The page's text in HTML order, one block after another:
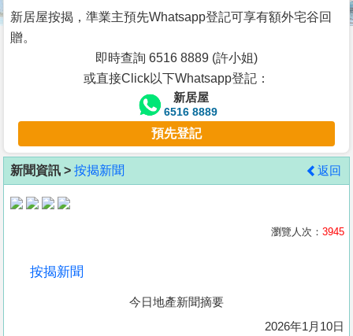
谷
按
客
地
產
新居屋按揭，準業主預先Whatsapp登記可享有額外宅谷回
贈。
即時查詢 6516 8889 (許小姐)
或直接Click以下Whatsapp登記：
新居屋
6516 8889
預先登記
新聞資訊 > 按揭新聞 返回
瀏覽人次： 3945
按揭新聞
今日地產新聞摘要
2026年1月10日